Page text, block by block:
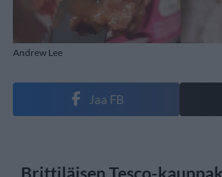
Andrew Lee
Jaa FB
Brittiläisen Tesco-